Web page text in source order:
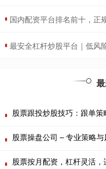
国内配资平台排名前十，正
最安全杠杆炒股平台｜低风
股票跟投炒股技巧：跟单
股票操盘公司 – 专业策略
股票按月配资，杠杆灵活，